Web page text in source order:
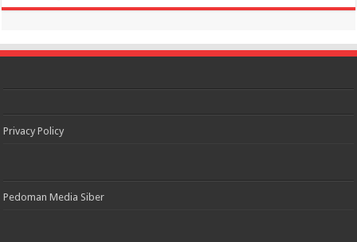
Privacy Policy
Pedoman Media Siber